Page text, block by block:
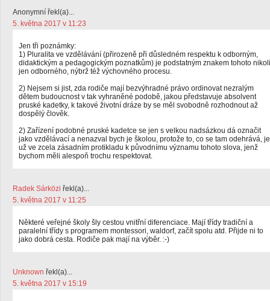
Anonymní řekl(a)...
5. května 2017 v 11:23
Jen tři poznámky:
1) Pluralita ve vzdělávání (přirozeně při důsledném respektu k odborným,
didaktickým a pedagogickým poznatkům) je podstatným znakem tohoto nikoli
jen odborného, nýbrž též výchovného procesu.
2) Nejsem si jist, zda rodiče mají bezvýhradné právo ordinovat nezralým
dětem budoucnost v tak vyhraněné podobě, jakou představuje absolvent
pruské kadetky, k takové životní dráze by se měl svobodně rozhodnout až
dospělý člověk.
2) Zařízení podobné pruské kadetce se jen s velkou nadsázkou dá označit
jako vzdělávací a nenazval bych je školou, protože to, co se tam odehrává, je
už ve zcela zásadním protikladu k původnímu významu tohoto slova, jenž
bychom měli alespoň trochu respektovat.
Radek Sárközi řekl(a)...
5. května 2017 v 11:25
Některé veřejné školy šly cestou vnitřní diferenciace. Mají třídy tradiční a
paralelní třídy s programem montessori, waldorf, začít spolu atd. Přijde ni to
jako dobrá cesta. Rodiče pak mají na výběr. :-)
Unknown řekl(a)...
5. května 2017 v 15:19